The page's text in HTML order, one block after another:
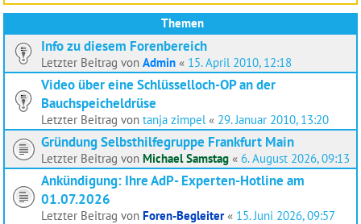
Themen
Info zu diesem Forenbereich
Letzter Beitrag von Admin « 15. April 2010, 12:18
Video über eine Schlüsselloch-OP an der
Bauchspeicheldrüse
Letzter Beitrag von tanja zimpel « 29. Januar 2010, 13:20
Gründung Selbsthilfegruppe Frankfurt Main
Letzter Beitrag von Michael Samstag « 6. August 2026, 09:13
Ankündigung: Ihre AdP- Experten-Hotline am
01.07.2026
Letzter Beitrag von Foren-Begleiter« 15. Juni 2026, 09:57